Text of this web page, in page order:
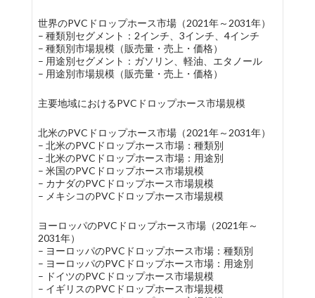
世界のPVCドロップホース市場（2021年～2031年）
– 種類別セグメント：2インチ、3インチ、4インチ
– 種類別市場規模（販売量・売上・価格）
– 用途別セグメント：ガソリン、軽油、エタノール
– 用途別市場規模（販売量・売上・価格）
主要地域におけるPVCドロップホース市場規模
北米のPVCドロップホース市場（2021年～2031年）
– 北米のPVCドロップホース市場：種類別
– 北米のPVCドロップホース市場：用途別
– 米国のPVCドロップホース市場規模
– カナダのPVCドロップホース市場規模
– メキシコのPVCドロップホース市場規模
ヨーロッパのPVCドロップホース市場（2021年～
2031年）
– ヨーロッパのPVCドロップホース市場：種類別
– ヨーロッパのPVCドロップホース市場：用途別
– ドイツのPVCドロップホース市場規模
– イギリスのPVCドロップホース市場規模